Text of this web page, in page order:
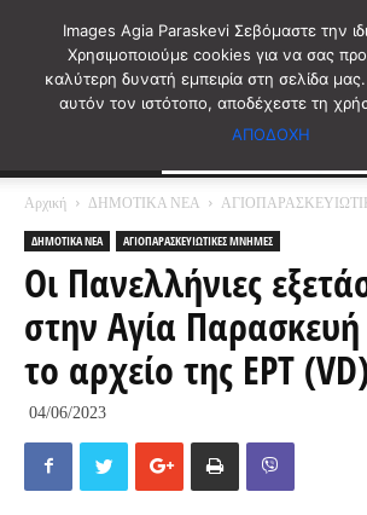
Αρχική ΔΗΜΟΤΙΚΑ ΝΕΑ
ΔΗΜΟΤΙΚΑ ΝΕΑ ΑΓΙΟΠΑΡΑΣΚΕΥΙΩΤΙΚΕΣ ΜΝΗΜΕΣ
Οι Πανελλήνιες
στην Αγία
το αρχείο της ΕΡΤ
04/06/2023
Images Agia Paraskevi Σεβόμαστε την
Χρησιμοποιούμε cookies για να σας
καλύτερη δυνατή εμπειρία στη σελίδα
αυτόν τον ιστότοπο, αποδέχεστε τη
ΑΠΟΔΟΧΗ